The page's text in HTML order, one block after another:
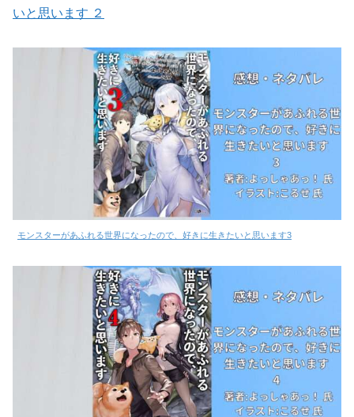
いと思います ２
モンスターがあふれる世界になったので、好きに生きたいと思います3